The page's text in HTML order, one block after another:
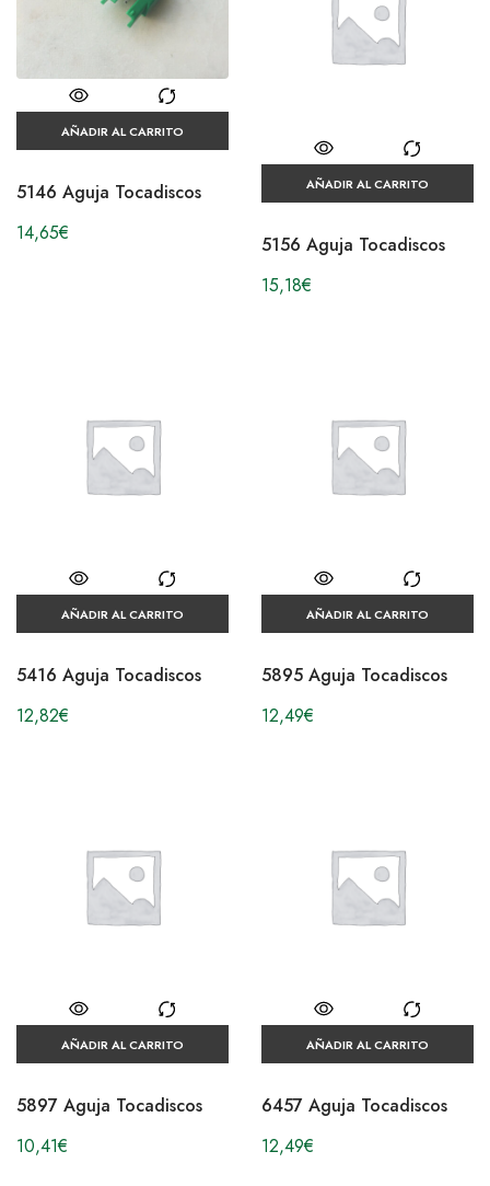
AÑADIR AL CARRITO
5146 Aguja Tocadiscos
14,65€
AÑADIR AL CARRITO
5156 Aguja Tocadiscos
15,18€
AÑADIR AL CARRITO
5416 Aguja Tocadiscos
12,82€
AÑADIR AL CARRITO
5895 Aguja Tocadiscos
12,49€
AÑADIR AL CARRITO
5897 Aguja Tocadiscos
10,41€
AÑADIR AL CARRITO
6457 Aguja Tocadiscos
12,49€